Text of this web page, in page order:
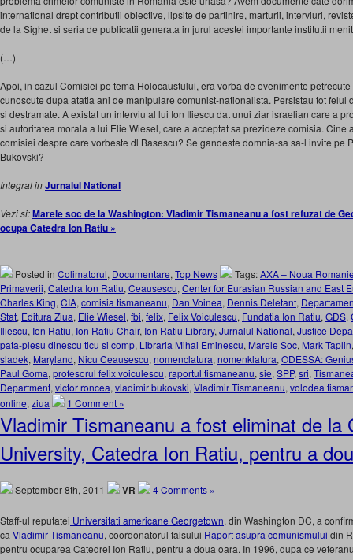
international drept contributii obiective, lipsite de partinire, marturii, interviuri,
de la Sighet si seria de publicatii generata in jurul acestei importante institutii
(…)
Apoi, in cazul Comisiei pe tema Holocaustului, era vorba de evenimente
cunoscute dupa atatia ani de manipulare comunist-nationalista. Persistau tot felul
si destramate. A existat un interviu al lui Ion Iliescu dat unui ziar israelian care a
si autoritatea morala a lui Elie Wiesel, care a acceptat sa prezideze comisia. Cine
comisiei despre care vorbeste dl Basescu? Se gandeste domnia-sa sa-l invite pe
Bukovski?
Integral inJurnalul National
Vezi si:Marele soc de la Washington: Vladimir Tismaneanu a fost refuzat de
ocupa Catedra Ion Ratiu »
Posted in Colimatorul, Documentare, Top News Tags:AXA – Noua
Primaverii, Catedra Ion Ratiu, Ceausescu, Center for Eurasian Russian and East
Charles King, CIA, comisia tismaneanu, Dan Voinea, Dennis Deletant,
Stat, Editura Ziua, Elie Wiesel, fbi, felix, Felix Voiculescu, Fundatia Ion Ratiu, GDS,
Iliescu, Ion Ratiu, Ion Ratiu Chair, Ion Ratiu Library, Jurnalul National, Justice
pata-plesu dinescu ticu si comp, Libraria Mihai Eminescu, Marele Soc, Mark Taplin
sladek, Maryland, Nicu Ceausescu, nomenclatura, nomenklatura, ODESSA:
Paul Goma, profesorul felix voiculescu, raportul tismaneanu, sie, SPP, sri,
Department, victor roncea, vladimir bukovski, Vladimir Tismaneanu, volodea
online, ziua 1 Comment »
Vladimir Tismaneanu a fost eliminat de la
University, Catedra Ion Ratiu, pentru a
September 8th, 2011 VR 4 Comments »
Staff-ul reputatei Universitati americane Georgetown, din Washington DC, a
ca Vladimir Tismaneanu, coordonatorul falsului Raport asupra comunismului din
pentru ocuparea Catedrei Ion Ratiu, pentru a doua oara. In 1996, dupa ce